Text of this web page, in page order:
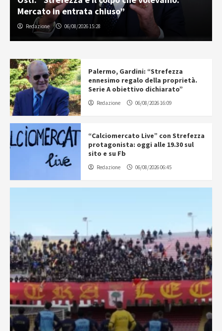
Mercato in entrata chiuso”
Redazione 06/08/2026 15:28
Palermo, Gardini: “Strefezza
ennesimo regalo della proprietà.
Serie A obiettivo dichiarato”
Redazione 06/08/2026 16:09
“Calciomercato Live” con Strefezza
protagonista: oggi alle 19.30 sul
sito e su Fb
Redazione 06/08/2026 06:45